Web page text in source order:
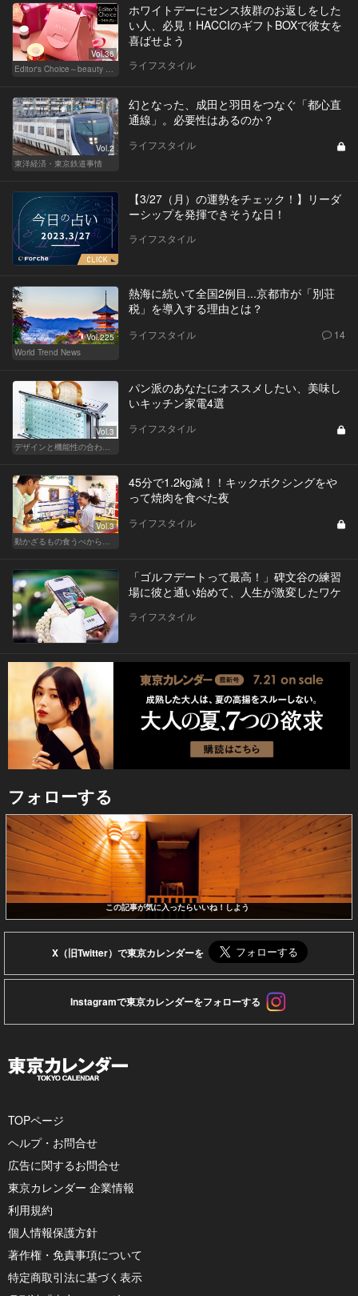
Vol.36
Editor's Choice～beauty & wellness～
ホワイトデーにセンス抜群のお返しをした
い人、必見！HACCIのギフトBOXで彼女を
喜ばせよう
ライフスタイル
Vol.2
東洋経済・東京鉄道事情
幻となった、成田と羽田をつなぐ「都心直
通線」。必要性はあるのか？
ライフスタイル
【3/27（月）の運勢をチェック！】リーダ
ーシップを発揮できそうな日！
ライフスタイル
Vol.225
World Trend News
熱海に続いて全国2例目...京都市が「別荘
税」を導入する理由とは？
ライフスタイル 14
Vol.3
パン派のあなたにオススメしたい、美味し
いキッチン家電4選
ライフスタイル
Vol.3
45分で1.2kg減！！キックボクシングをや
って焼肉を食べた夜
ライフスタイル
「ゴルフデートって最高！」碑文谷の練習
場に彼と通い始めて、人生が激変したワケ
ライフスタイル
フォローする
この記事が気に入ったらいいね！しよう
X（旧Twitter）で東京カレンダーを
Instagramで東京カレンダーをフォローする
TOPページ
ヘルプ・お問合せ
広告に関するお問合せ
東京カレンダー 企業情報
利用規約
個人情報保護方針
著作権・免責事項について
特定商取引法に基づく表示